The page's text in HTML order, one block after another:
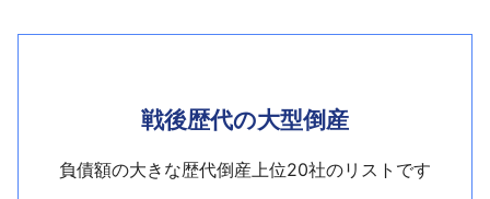
中区浜1－15－71、設立昭和59年4月、資本金8000万
法人番号:5140001002191、神戸市東灘区住吉山手7
－5－11、設立昭和49年6月、資本金8000万円、同社
長、負債総額約15億円）
資源循環工場」内で運営の建設廃材リサイクルプラ
ントを継承し、同年5月に産廃中間処分業許可を取得
したうえで廃棄物リサイクル事業を開始。28年5月期
戦後歴代の大型倒産
負債額の大きな歴代倒産上位20社のリストです